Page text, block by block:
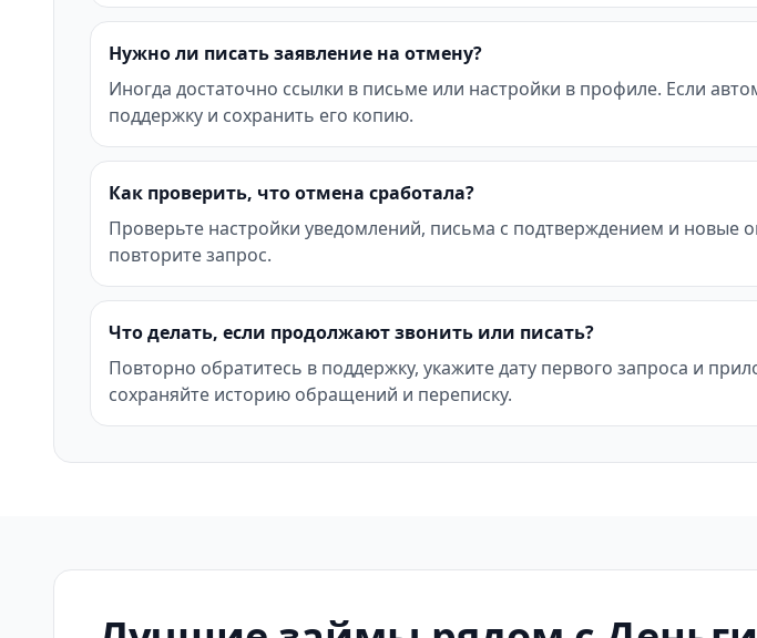
Нужно ли писать заявление на отмену?
Иногда достаточно ссылки в письме или настройки в профиле. Если
поддержку и сохранить его копию.
Как проверить, что отмена сработала?
Проверьте настройки уведомлений, письма с подтверждением и новые
повторите запрос.
Что делать, если продолжают звонить или писать?
Повторно обратитесь в поддержку, укажите дату первого запроса и
сохраняйте историю обращений и переписку.